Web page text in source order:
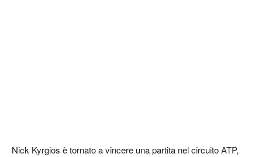
Nick Kyrgios è tornato a vincere una partita nel circuito ATP,